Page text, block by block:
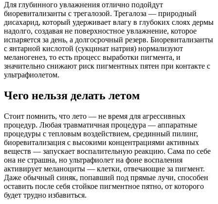
Для глубинного увлажнения отлично подойдут
биоревитализанты с трегалозой. Трегалоза — природный
дисахарид, который удерживает влагу в глубоких слоях дермы
надолго, создавая не поверхностное увлажнение, которое
испаряется за день, а долгосрочный резерв. Биоревитализанты
с янтарной кислотой (сукцинат натрия) нормализуют
меланогенез, то есть процесс выработки пигмента, и
значительно снижают риск пигментных пятен при контакте с
ультрафиолетом.
Чего нельзя делать летом
Стоит помнить, что лето — не время для агрессивных
процедур. Любая травматичная процедура — аппаратные
процедуры с тепловым воздействием, срединный пилинг,
биоревитализация с высокими концентрациями активных
веществ — запускает воспалительную реакцию. Сама по себе
она не страшна, но ультрафиолет на фоне воспаления
активирует меланоциты — клетки, отвечающие за пигмент.
Даже обычный синяк, попавший под прямые лучи, способен
оставить после себя стойкое пигментное пятно, от которого
будет трудно избавиться.